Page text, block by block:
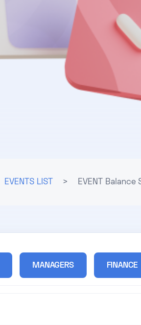
EVENTS LIST > EVENT Balance
MANAGERS FINANCE